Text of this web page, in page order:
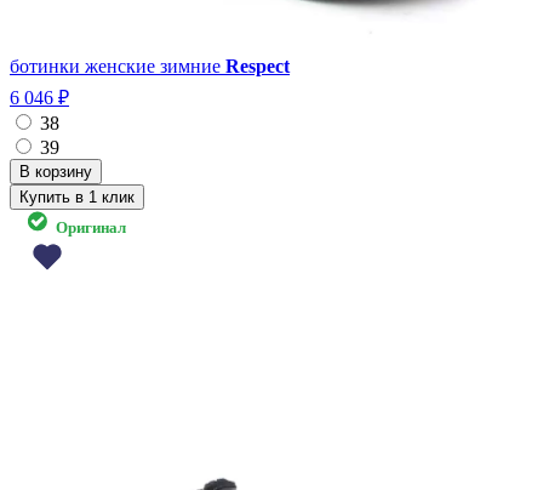
ботинки женские зимние Respect
6 046 ₽
38
39
Купить в 1 клик
Оригинал